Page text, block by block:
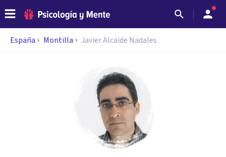
España Montilla Javier Alcaide Nadales